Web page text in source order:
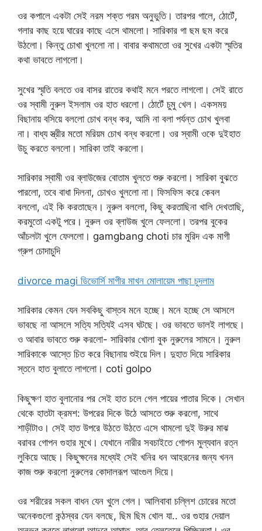
ওর কপালে একটা সেই নরম শক্ত গরম অনুভুতি। তারপর গালে, ঠোটেঁ,
গলার কাছ হয়ে ঘারের কাছে এসে থামলো। সারিকার গা ছম ছম করে
উঠলো। কিন্তু চোখা খুললো না। বাবার কথামতো ওর সুখের একটা স্মৃতির
কথা ভাবতে লাগলো।
সুখের স্মৃতি বলতে ওর বাসর রাতের কথাই মনে পরতে লাগলো। সেই রাতে
ওর স্বামী নুরুল ইসলাম ওর হাত ধরলো। ঠোটেঁ চুমু খেল। একসময়
বিছানায় বসিয়ে বললো চোখ বন্ধ কর, আমি না বলা পর্যন্ত চোখ খুলবা
না। বাধ্য স্ত্রীর মতো মরিয়ম চোখ বন্ধ করলো। ওর স্বামী ওকে দুইহাত
উচু করতে বললো। সারিকা তাই করলো।
সারিকার স্বামী ওর ব্লাউজের বোতাম খুলতে শুরু করলো। সারিকা বুঝতে
পারলো, তবে বাধা দিলনা, চোখও খুললো না। ফিসফিস করে কেবল
বললো, এই কি করতাছেন। নুরুল বললো, কিছু করতাছিনা খালি দেখতাছি,
করমুতো একটু পরে। নুরুল ওর ব্লাউজ খুলে ফেললো। তরপর বুকের
আঁচলটা খুলে ফেললো। gamgbang choti চার মুরিদ এক মাগী
গ্রুপ চোদাচুদি
divorce magi ডিভোর্সি মাগীর মাখন মোলায়েম পাছা চুদলাম
সারিকার কেমন যেন সবকিছু বাস্তব মনে হচ্ছে। মনে হচ্ছে সে আসলে
ভাবছে না আসলে সত্যি সত্যিই এসব ঘটছে। ওর ভাবতে ভালই লাগছে।
ও আবার ভাবতে শুরু করলো- সারিকার খোলা বুক নুরুলের সামনে। নুরুল
সারিকাকে আস্তে চিত করে বিছানায় শুইয়ে দিল। দুহাত দিয়ে সারিকার
স্তনে হাত বুলাতে লাগলো। coti golpo
কিছুক্ষণ হাত বুলানোর পর সেই হাত চলে গেল পায়ের পাতার দিকে। সেখান
থেকে হাতটা ক্রমশ: উপরের দিকে উঠে আসতে শুরু করলো, সাথে
শাড়ীটাও। সেই হাত উপরে উঠতে উঠতে এসে থামলো দুই উরুর মাঝ
বরাবর গোপন গুহার মুখে। যেখানে নারীর সবচাইতে গোপন মুল্যবান রত্ন
লুকিয়ে আছে। কিছুক্ষনের মধ্যেই সেই খনির ধন আহরনের জন্য খনন
কাজ শুরু করলো নুরুলের কোদালরূপ আংগুল দিয়ে।
ওর শরীরের সকল বাধন যেন খুলে গেল। আলিবাবা চল্লিশ চোরের মতো
অনেকগুলো কন্ঠস্বর যেন বলছে, ছিম ছিম খোল যা.. ওর গুহার দেয়াল